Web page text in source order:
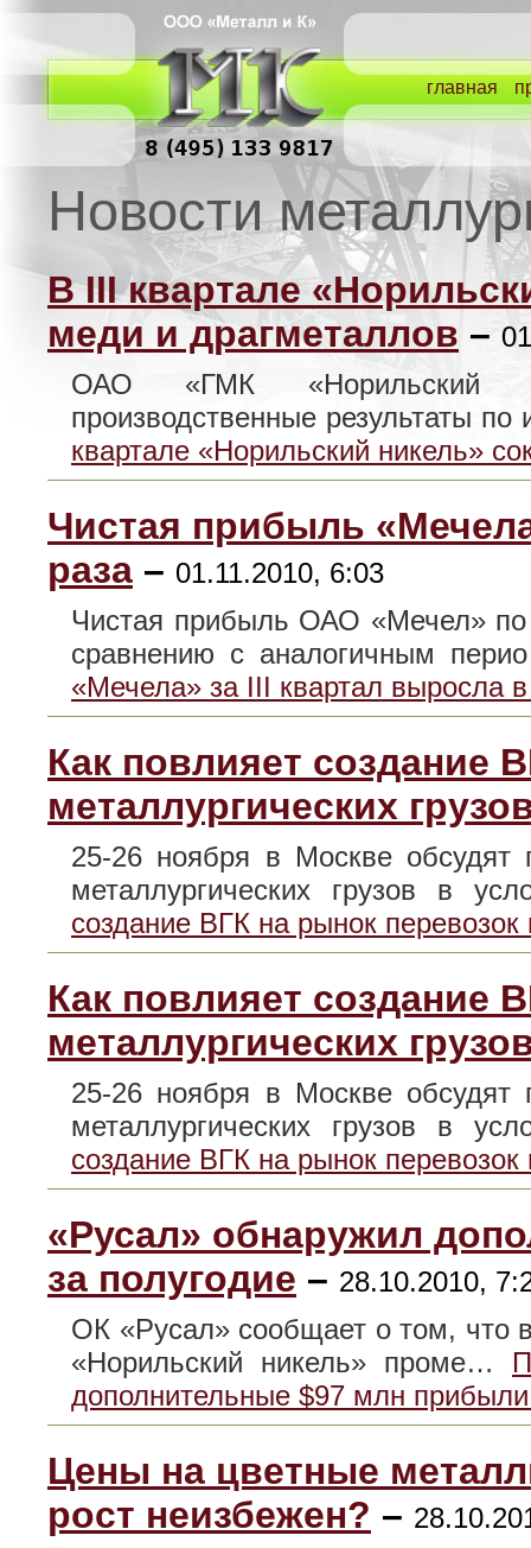
главная
Новости
В III квартале
меди и драгметаллов –
ОАО «ГМК «Норильский
производственные результаты
квартале «Норильский никель»
Чистая прибыль
раза – 01.11.2010, 6:03
Чистая прибыль ОАО «Мечел»
сравнению с аналогичным
«Мечела» за III квартал выросла
Как повлияет создание
металлургических
25-26 ноября в Москве обсудят
металлургических грузов в
создание ВГК на рынок перевозок
Как повлияет создание
металлургических
25-26 ноября в Москве обсудят
металлургических грузов в
создание ВГК на рынок перевозок
«Русал» обнаружил
за полугодие – 28.10.2010,
ОК «Русал» сообщает о том, что
«Норильский никель» проме…
дополнительные $97 млн прибыли
Цены на цветные
рост неизбежен? –